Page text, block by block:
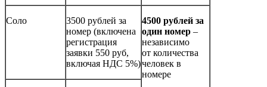
Соло
3500 рублей за
номер (включена
регистрация
заявки 550 руб,
включая НДС 5%)
4500 рублей за
один номер –
независимо
от количества
человек в
номере